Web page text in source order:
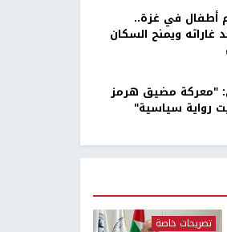
أطفال في غزة..
غاراته ويمنح السكان
"معركة مضيق هرمز
رواية سياسية"
تصريحات خاصة